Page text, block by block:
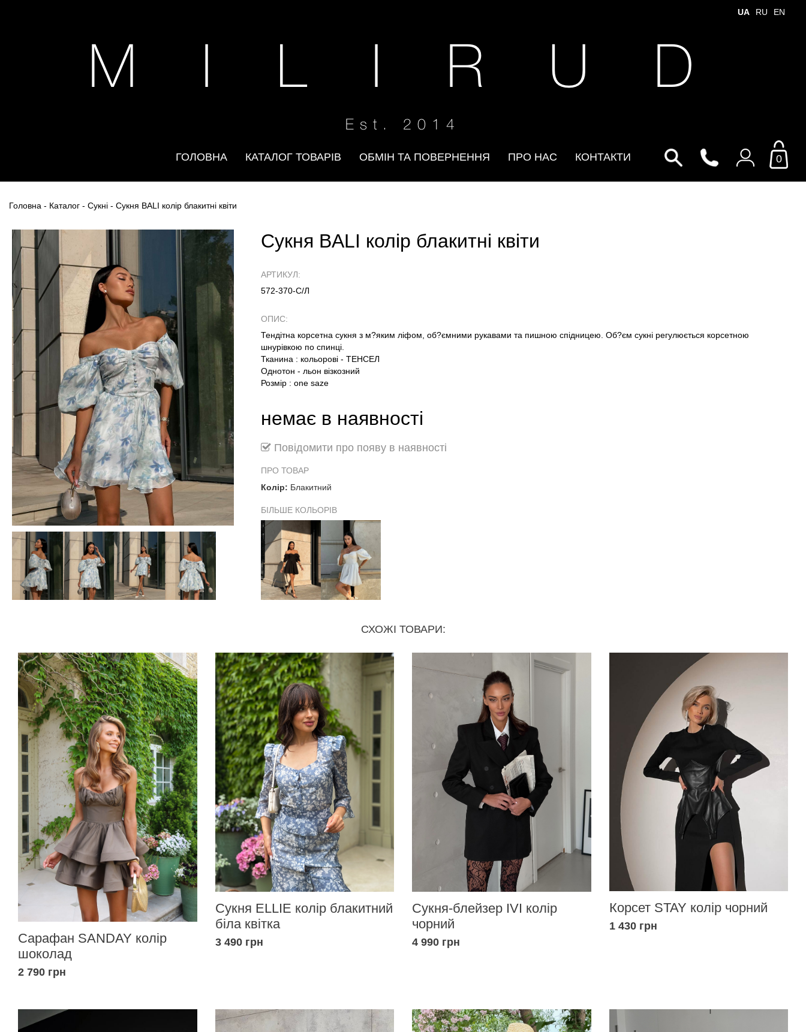
UA RU EN
M I L I R U D
Est. 2014
ГОЛОВНА КАТАЛОГ ТОВАРІВ ОБМІН ТА ПОВЕРНЕННЯ ПРО НАС КОНТАКТИ 0
Головна - Каталог - Сукні - Сукня BALI колір блакитні квіти
Сукня BALI колір блакитні квіти
АРТИКУЛ:
572-370-С/Л
ОПИС:
Тендітна корсетна сукня з м?яким ліфом, об?ємними рукавами та пишною спідницею. Об?єм сукні регулюється корсетною
шнурівкою по спинці.
Тканина : кольорові - ТЕНСЕЛ
Однотон - льон візкозний
Розмір : one saze
немає в наявності
Повідомити про появу в наявності
ПРО ТОВАР
Колір: Блакитний
БІЛЬШЕ КОЛЬОРІВ
СХОЖІ ТОВАРИ:
Сарафан SANDAY колір
шоколад
2 790 грн
Сукня ELLIE колір блакитний
біла квітка
3 490 грн
Сукня-блейзер IVI колір
чорний
4 990 грн
Корсет STAY колір чорний
1 430 грн